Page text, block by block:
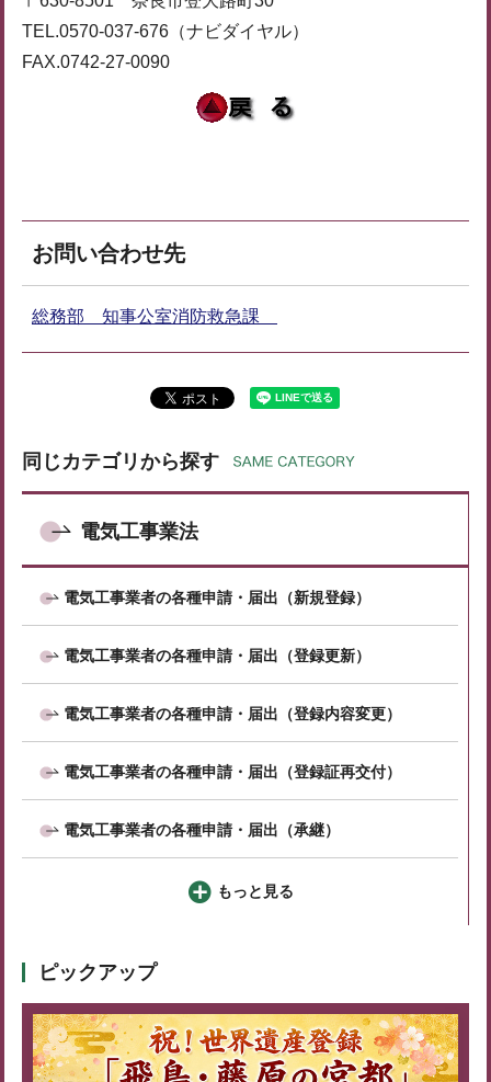
TEL.0570-037-676（ナビダイヤル）
FAX.0742-27-0090
お問い合わせ先
総務部 知事公室消防救急課
同じカテゴリから探す
電気工事業法
電気工事業者の各種申請・届出（新規登録）
電気工事業者の各種申請・届出（登録更新）
電気工事業者の各種申請・届出（登録内容変更）
電気工事業者の各種申請・届出（登録証再交付）
電気工事業者の各種申請・届出（承継）
もっと見る
ピックアップ